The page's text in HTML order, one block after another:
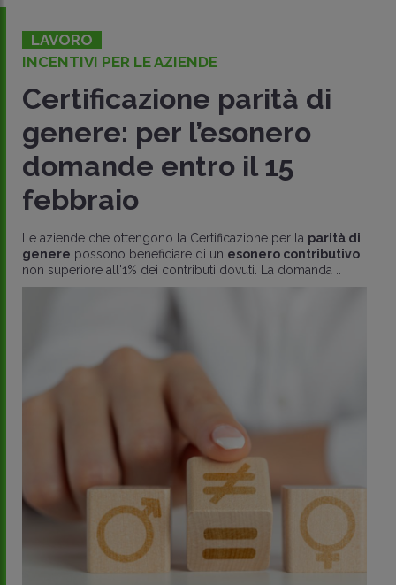
LAVORO
INCENTIVI PER LE AZIENDE
Certificazione parità di
genere: per l’esonero
domande entro il 15
febbraio
Le aziende che ottengono la Certificazione per la parità di
genere possono beneficiare di un esonero contributivo
non superiore all'1% dei contributi dovuti. La domanda ..